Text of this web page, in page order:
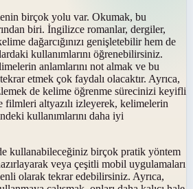
birçok yolu var. Okumak, bu
biri. İngilizce romanlar, dergiler,
dağarcığınızı genişletebilir hem de
kullanımlarını öğrenebilirsiniz.
anlamlarını not almak ve bu
etmek çok faydalı olacaktır. Ayrıca,
de kelime öğrenme sürecinizi keyifli
altyazılı izleyerek, kelimelerin
kullanımlarını daha iyi
kullanabileceğiniz birçok pratik yöntem
veya çeşitli mobil uygulamaları
olarak tekrar edebilirsiniz. Ayrıca,